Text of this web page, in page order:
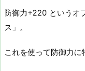
防御力+220 というオ
ス」。
これを使って防御力に